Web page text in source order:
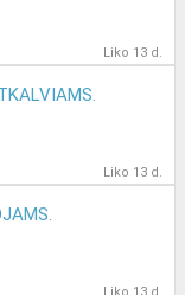
Liko 13 d.
Liko 13 d.